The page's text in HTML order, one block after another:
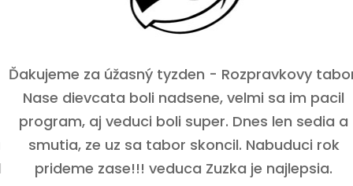
Ďakujeme za úžasný tyzden - Rozpravkovy tabor.
Nase dievcata boli nadsene, velmi sa im pacil
program, aj veduci boli super. Dnes len sedia a
smutia, ze uz sa tabor skoncil. Nabuduci rok
prideme zase!!! veduca Zuzka je najlepsia.